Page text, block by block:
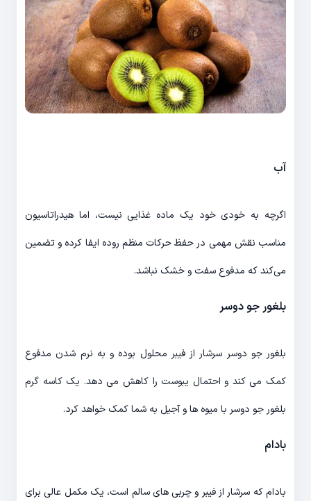
آب
اگرچه به خودی خود یک ماده غذایی نیست، اما هیدراتاسیون
مناسب نقش مهمی در حفظ حرکات منظم روده ایفا کرده و تضمین
می‌کند که مدفوع سفت و خشک نباشد.
بلغور جو دوسر
بلغور جو دوسر سرشار از فیبر محلول بوده و به نرم شدن مدفوع
کمک می کند و احتمال یبوست را کاهش می دهد. یک کاسه گرم
بلغور جو دوسر با میوه ها و آجیل به شما کمک خواهد کرد.
بادام
بادام که سرشار از فیبر و چربی های سالم است، یک مکمل عالی برای